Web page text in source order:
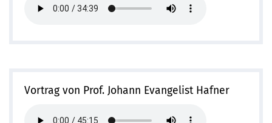
Vortrag von Prof. Johann Evangelist Hafner